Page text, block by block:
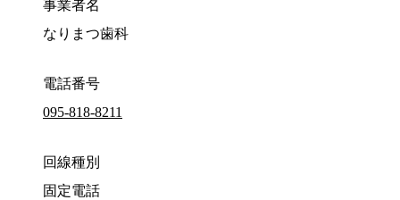
事業者名
なりまつ歯科
電話番号
095-818-8211
回線種別
固定電話